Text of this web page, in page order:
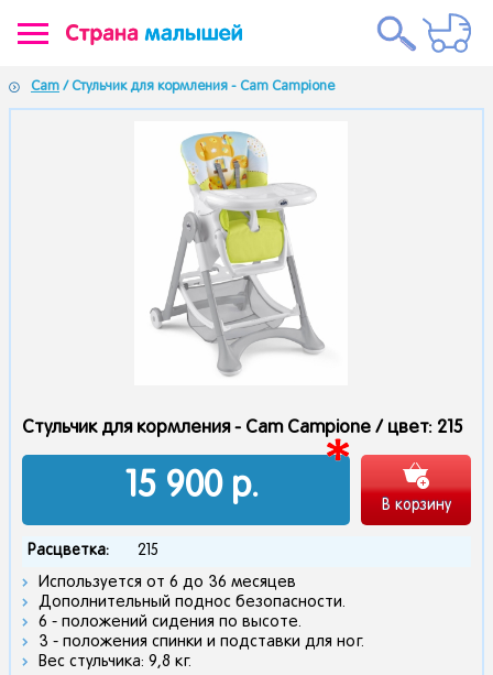
Cam / Стульчик для кормления - Cam Campione
Стульчик для кормления - Cam Campione / цвет: 215
15 900р.
В корзину
Расцветка: 215
Используется от 6 до 36 месяцев
Дополнительный поднос безопасности.
6 - положений сидения по высоте.
3 - положения спинки и подставки для ног.
Вес стульчика: 9,8 кг.